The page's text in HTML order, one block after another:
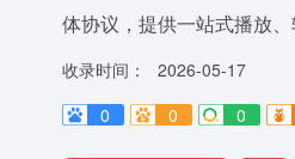
体协议，提供一站式播放、
收录时间：
2026-05-17
0
0 0